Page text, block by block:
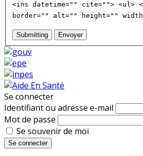
<ins datetime="" cite=""> <ul>
border="" alt="" height=""
Submitting Envoyer
Se connecter
Identifiant ou adresse e-mail
Mot de passe
Se souvenir de moi
Se connecter